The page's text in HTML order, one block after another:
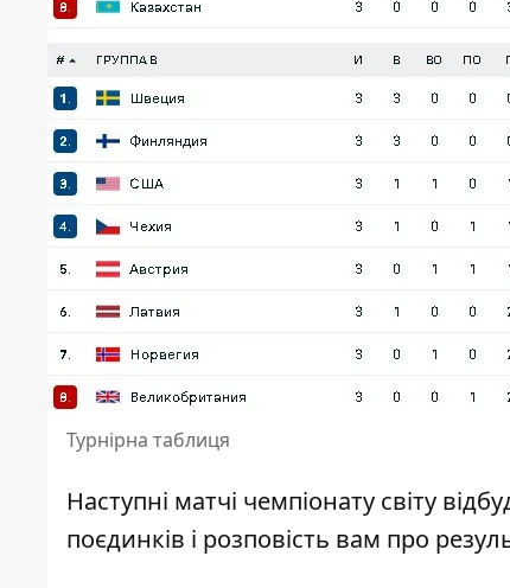
Турнірна таблиця
Наступні матчі чемпіонату світу
поєдинків і розповість вам про